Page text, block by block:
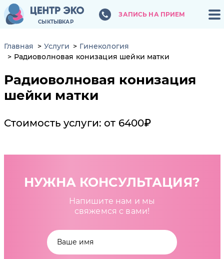
СЫКТЫВКАР
ЗАПИСЬ НА ПРИЕМ
СЫКТЫВКАР
ЗАПИСЬ НА ПРИЕМ
Главная Услуги
Гинекология
Радиоволновая конизация шейки матки
Радиоволновая конизация
шейки матки
Стоимость услуги: от 6400₽
НУЖНА КОНСУЛЬТАЦИЯ?
Напишите нам и мы
свяжемся с вами!